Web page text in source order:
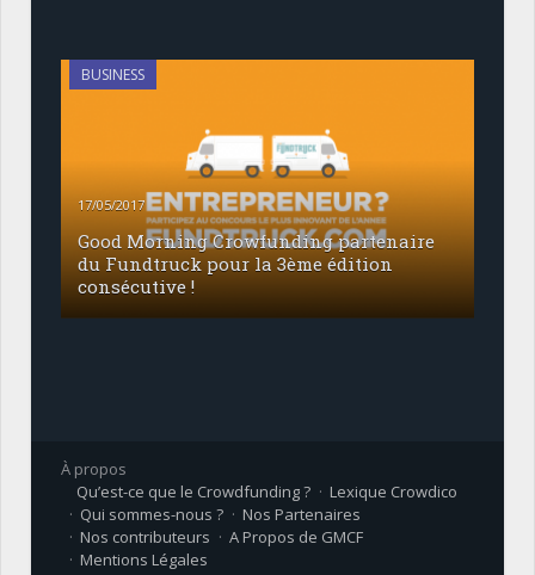
BUSINESS
17/05/2017
Good Morning Crowfunding partenaire
du Fundtruck pour la 3ème édition
consécutive !
À propos
Qu’est-ce que le Crowdfunding ?
Lexique Crowdico
Qui sommes-nous ?
Nos Partenaires
Nos contributeurs
A Propos de GMCF
Mentions Légales